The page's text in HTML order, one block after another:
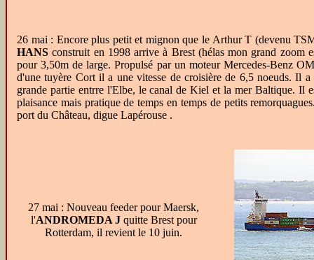
26 mai : Encore plus petit et mignon que le Arthur T (devenu
HANS construit en 1998 arrive à Brest (hélas mon grand zoom
pour 3,50m de large. Propulsé par un moteur Mercedes-Benz
d'une tuyère Cort il a une vitesse de croisière de 6,5 noeuds. Il a
grande partie entrre l'Elbe, le canal de Kiel et la mer Baltique. Il
plaisance mais pratique de temps en temps de petits
port du Château, digue Lapérouse .
27 mai : Nouveau feeder pour Maersk,
l'ANDROMEDA J quitte Brest pour
Rotterdam, il revient le 10 juin.